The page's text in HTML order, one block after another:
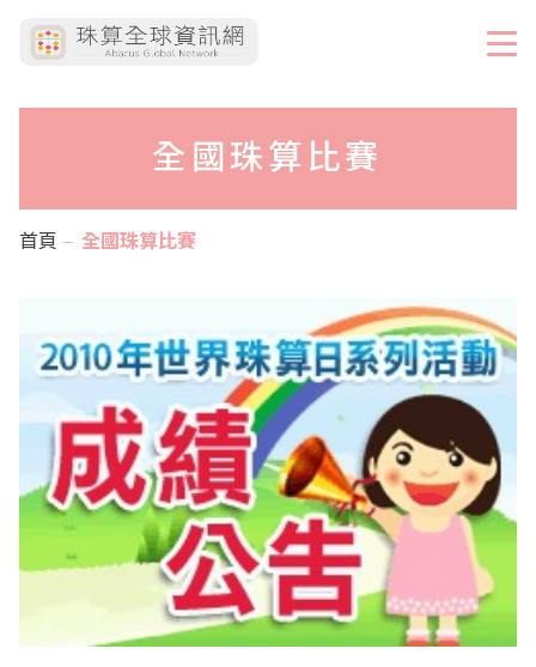
全國珠算比賽
首頁 全國珠算比賽